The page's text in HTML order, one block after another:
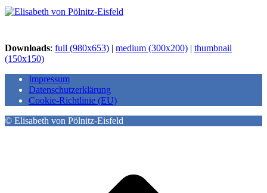
Downloads: full (980x653) | medium (300x200) | thumbnail
(150x150)
Impressum
Datenschutzerklärung
Cookie-Richtlinie (EU)
© Elisabeth von Pölnitz-Eisfeld